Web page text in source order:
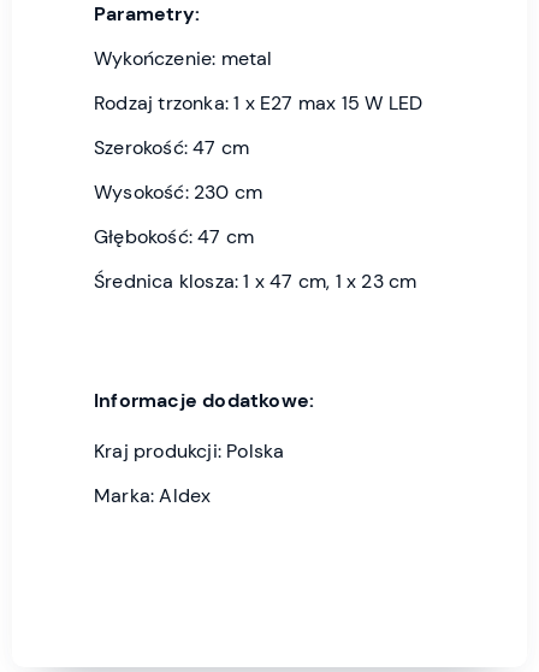
Parametry:
Wykończenie: metal
Rodzaj trzonka: 1 x E27 max 15 W LED
Szerokość: 47 cm
Wysokość: 230 cm
Głębokość: 47 cm
Średnica klosza: 1 x 47 cm, 1 x 23 cm
Informacje dodatkowe:
Kraj produkcji: Polska
Marka: Aldex